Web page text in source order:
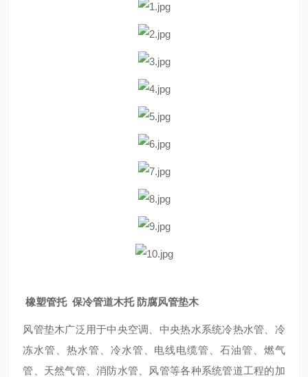
橡塑管托 保冷管道木托 防腐风管垫木
风管垫木广泛用于中央空调、中央热水系统冷热水管、冷
冻水管、热水管、冷水管、电线电缆管、石油管、燃气
管、天然气管、消防水管、风管等各种系统管道工程的加